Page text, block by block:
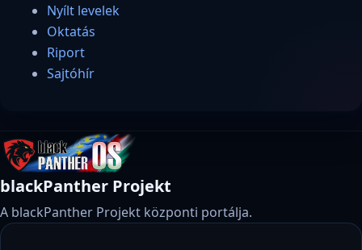
Nyílt levelek
Oktatás
Riport
Sajtóhír
blackPanther Projekt
A blackPanther Projekt központi portálja.